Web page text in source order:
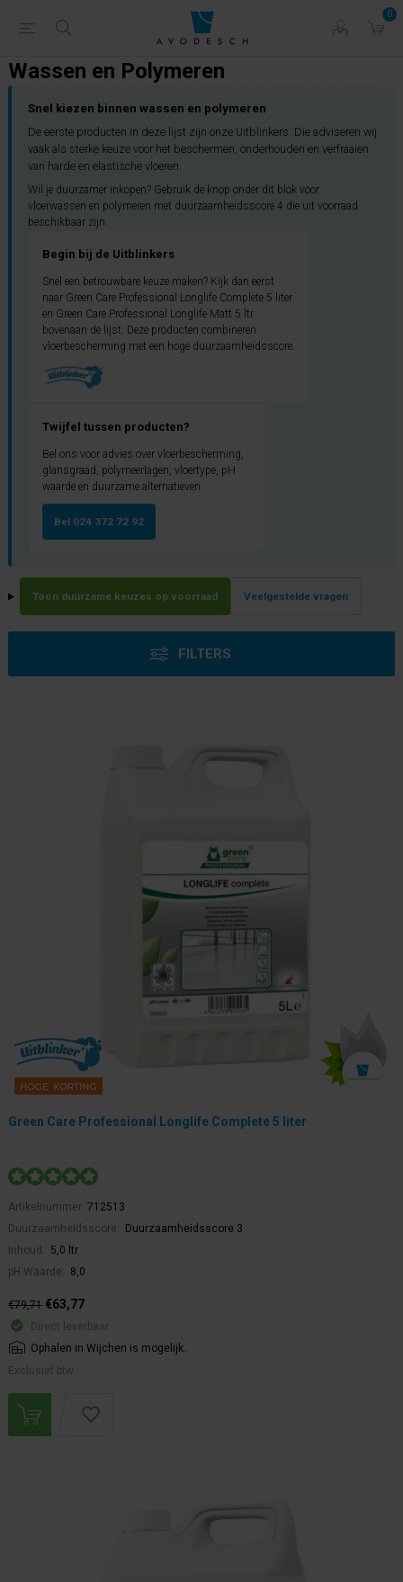
0
Wassen en Polymeren
Snel kiezen binnen wassen en polymeren
De eerste producten in deze lijst zijn onze Uitblinkers. Die adviseren wij
vaak als sterke keuze voor het beschermen, onderhouden en verfraaien
van harde en elastische vloeren.
Wil je duurzamer inkopen? Gebruik de knop onder dit blok voor
vloerwassen en polymeren met duurzaamheidsscore 4 die uit voorraad
beschikbaar zijn.
Begin bij de Uitblinkers
Snel een betrouwbare keuze maken? Kijk dan eerst
naar Green Care Professional Longlife Complete 5 liter
en Green Care Professional Longlife Matt 5 ltr
bovenaan de lijst. Deze producten combineren
vloerbescherming met een hoge duurzaamheidsscore.
Twijfel tussen producten?
Bel ons voor advies over vloerbescherming,
glansgraad, polymeerlagen, vloertype, pH
waarde en duurzame alternatieven.
Bel 024 372 72 92
Toon duurzame keuzes op voorraad Veelgestelde vragen
FILTERS
Green Care Professional Longlife Complete 5 liter
Artikelnummer: 712513
Duurzaamheidsscore:
Duurzaamheidsscore 3
Inhoud:
5,0 ltr
pH Waarde:
8,0
€79,71 €63,77
Direct leverbaar
Ophalen in Wijchen is mogelijk.
Exclusief btw.